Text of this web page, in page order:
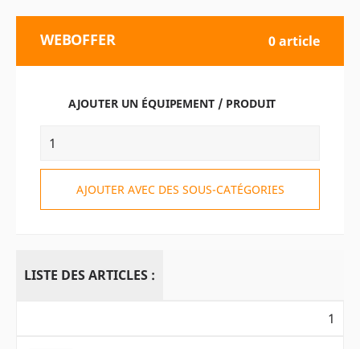
WEBOFFER 0 article
AJOUTER UN ÉQUIPEMENT / PRODUIT
AJOUTER AVEC DES SOUS-CATÉGORIES
LISTE DES ARTICLES :
1